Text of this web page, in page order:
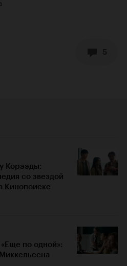
Корээды:
со звездой
Кинопоиске
по одной»: